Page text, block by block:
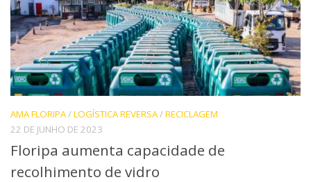
AMA FLORIPA/LOGÍSTICA REVERSA/RECICLAGEM
22 DE JUNHO DE 2023
Floripa aumenta capacidade de
recolhimento de vidro